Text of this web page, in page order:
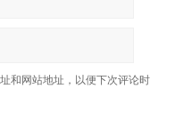
和网站地址，以便下次评论时